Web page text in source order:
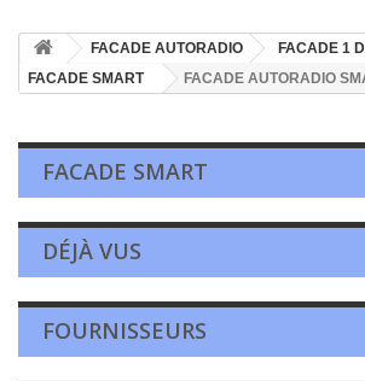
FACADE AUTORADIO
FACADE 1
FACADE SMART
FACADE AUTORADIO
FACADE SMART
DÉJÀ VUS
FOURNISSEURS